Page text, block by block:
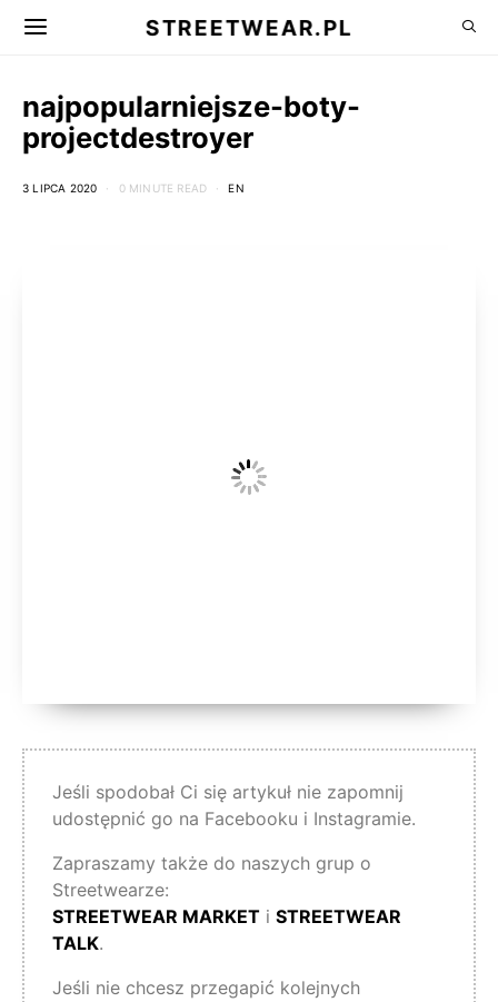
STREETWEAR.PL
najpopularniejsze-boty-
projectdestroyer
3 LIPCA 2020 0 MINUTE READ EN
Jeśli spodobał Ci się artykuł nie zapomnij
udostępnić go na Facebooku i Instagramie.
Zapraszamy także do naszych grup o
Streetwearze:
STREETWEAR MARKET i STREETWEAR
TALK.
Jeśli nie chcesz przegapić kolejnych